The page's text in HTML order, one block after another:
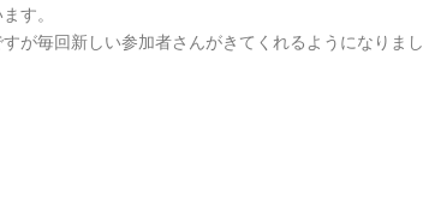
す。
が毎回新しい参加者さんがきてくれるようになりまし